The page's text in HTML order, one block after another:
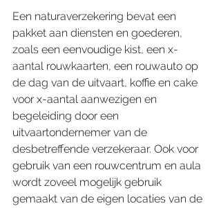
Een naturaverzekering bevat een
pakket aan diensten en goederen,
zoals een eenvoudige kist, een x-
aantal rouwkaarten, een rouwauto op
de dag van de uitvaart, koffie en cake
voor x-aantal aanwezigen en
begeleiding door een
uitvaartondernemer van de
desbetreffende verzekeraar. Ook voor
gebruik van een rouwcentrum en aula
wordt zoveel mogelijk gebruik
gemaakt van de eigen locaties van de